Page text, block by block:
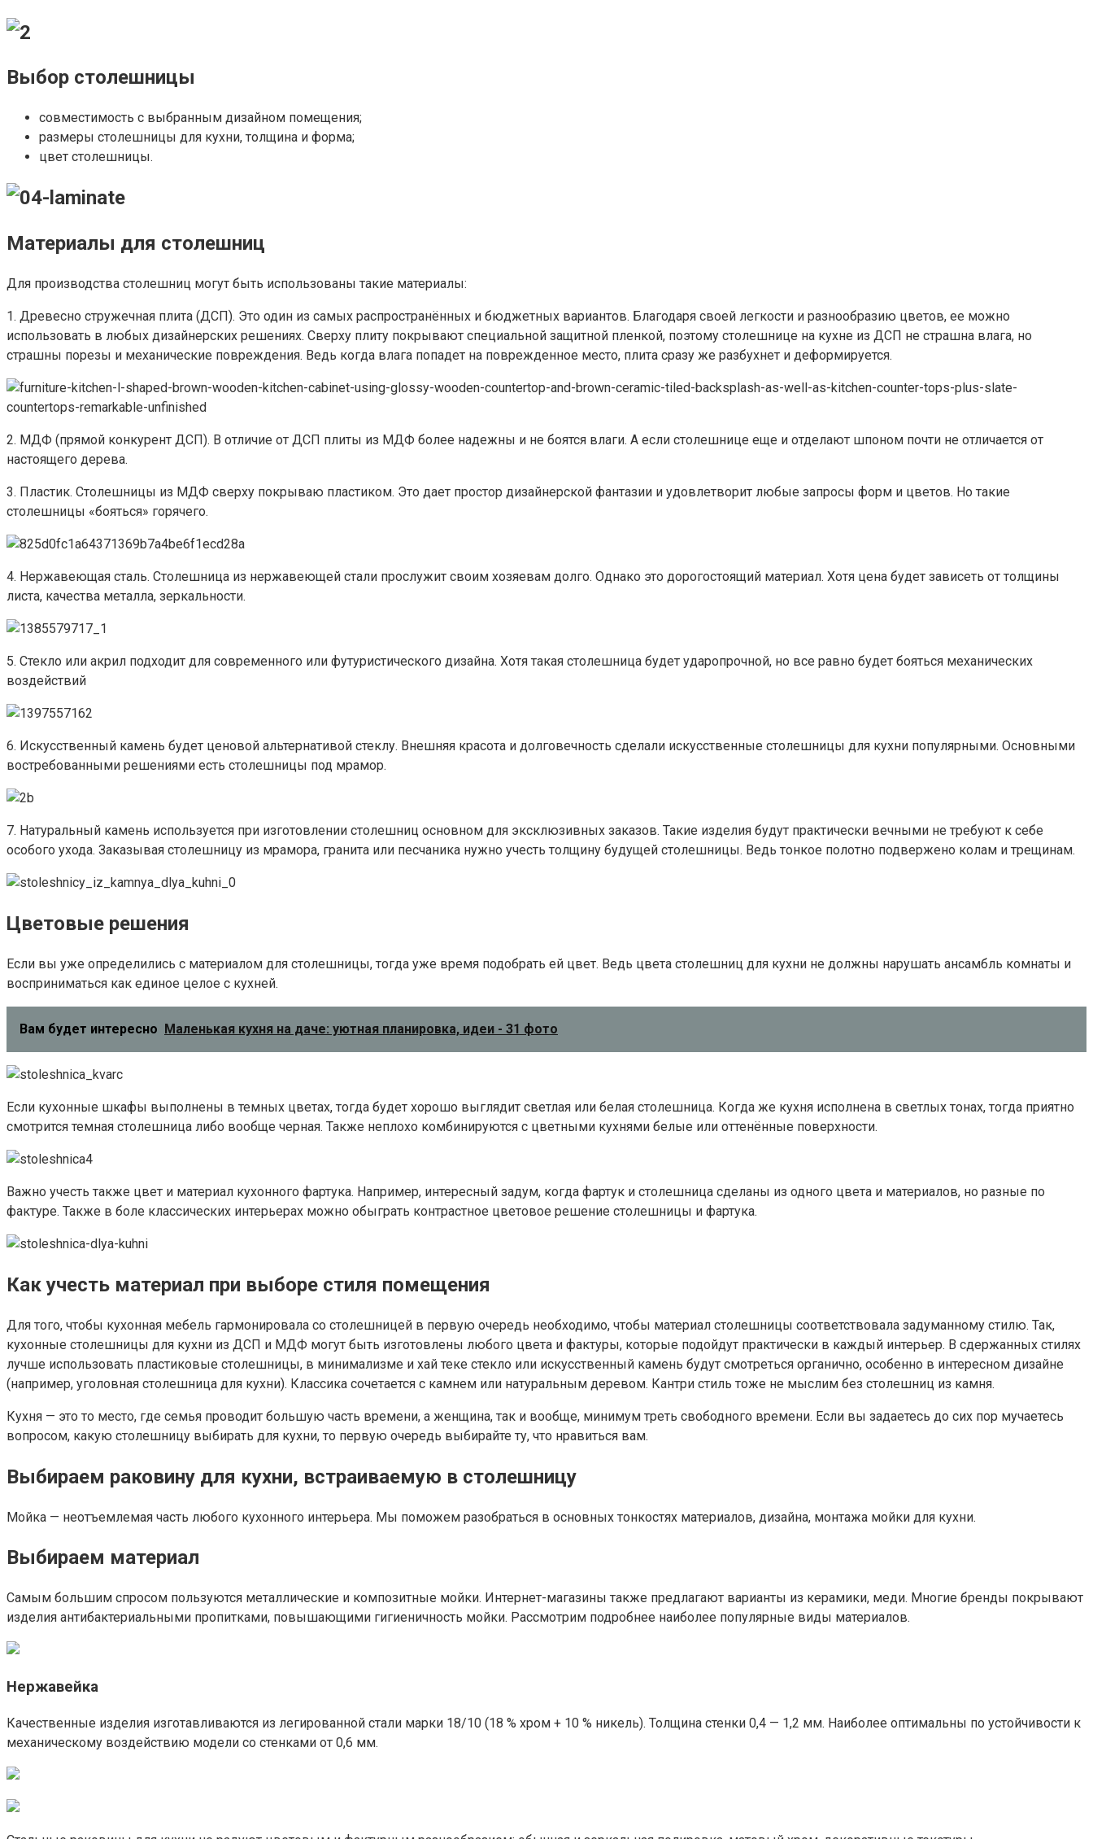
Выбор столешницы
совместимость с выбранным дизайном помещения;
размеры столешницы для кухни, толщина и форма;
цвет столешницы.
Материалы для столешниц
Для производства столешниц могут быть использованы такие материалы:
1. Древесно стружечная плита (ДСП). Это один из самых распространённых и бюджетных вариантов. Благодаря своей легкости и разнообразию цветов, ее можно
использовать в любых дизайнерских решениях. Сверху плиту покрывают специальной защитной пленкой, поэтому столешнице на кухне из ДСП не страшна влага, но
страшны порезы и механические повреждения. Ведь когда влага попадет на поврежденное место, плита сразу же разбухнет и деформируется.
2. МДФ (прямой конкурент ДСП). В отличие от ДСП плиты из МДФ более надежны и не боятся влаги. А если столешнице еще и отделают шпоном почти не отличается от
настоящего дерева.
3. Пластик. Столешницы из МДФ сверху покрываю пластиком. Это дает простор дизайнерской фантазии и удовлетворит любые запросы форм и цветов. Но такие
столешницы «бояться» горячего.
4. Нержавеющая сталь. Столешница из нержавеющей стали прослужит своим хозяевам долго. Однако это дорогостоящий материал. Хотя цена будет зависеть от толщины
листа, качества металла, зеркальности.
5. Стекло или акрил подходит для современного или футуристического дизайна. Хотя такая столешница будет ударопрочной, но все равно будет бояться механических
воздействий
6. Искусственный камень будет ценовой альтернативой стеклу. Внешняя красота и долговечность сделали искусственные столешницы для кухни популярными. Основными
востребованными решениями есть столешницы под мрамор.
7. Натуральный камень используется при изготовлении столешниц основном для эксклюзивных заказов. Такие изделия будут практически вечными не требуют к себе
особого ухода. Заказывая столешницу из мрамора, гранита или песчаника нужно учесть толщину будущей столешницы. Ведь тонкое полотно подвержено колам и трещинам.
Цветовые решения
Если вы уже определились с материалом для столешницы, тогда уже время подобрать ей цвет. Ведь цвета столешниц для кухни не должны нарушать ансамбль комнаты и
восприниматься как единое целое с кухней.
Вам будет интересно Маленькая кухня на даче: уютная планировка, идеи - 31 фото
Если кухонные шкафы выполнены в темных цветах, тогда будет хорошо выглядит светлая или белая столешница. Когда же кухня исполнена в светлых тонах, тогда приятно
смотрится темная столешница либо вообще черная. Также неплохо комбинируются с цветными кухнями белые или оттенённые поверхности.
Важно учесть также цвет и материал кухонного фартука. Например, интересный задум, когда фартук и столешница сделаны из одного цвета и материалов, но разные по
фактуре. Также в боле классических интерьерах можно обыграть контрастное цветовое решение столешницы и фартука.
Как учесть материал при выборе стиля помещения
Для того, чтобы кухонная мебель гармонировала со столешницей в первую очередь необходимо, чтобы материал столешницы соответствовала задуманному стилю. Так,
кухонные столешницы для кухни из ДСП и МДФ могут быть изготовлены любого цвета и фактуры, которые подойдут практически в каждый интерьер. В сдержанных стилях
лучше использовать пластиковые столешницы, в минимализме и хай теке стекло или искусственный камень будут смотреться органично, особенно в интересном дизайне
(например, уголовная столешница для кухни). Классика сочетается с камнем или натуральным деревом. Кантри стиль тоже не мыслим без столешниц из камня.
Кухня — это то место, где семья проводит большую часть времени, а женщина, так и вообще, минимум треть свободного времени. Если вы задаетесь до сих пор мучаетесь
вопросом, какую столешницу выбирать для кухни, то первую очередь выбирайте ту, что нравиться вам.
Выбираем раковину для кухни, встраиваемую в столешницу
Мойка — неотъемлемая часть любого кухонного интерьера. Мы поможем разобраться в основных тонкостях материалов, дизайна, монтажа мойки для кухни.
Выбираем материал
Самым большим спросом пользуются металлические и композитные мойки. Интернет-магазины также предлагают варианты из керамики, меди. Многие бренды покрывают
изделия антибактериальными пропитками, повышающими гигиеничность мойки. Рассмотрим подробнее наиболее популярные виды материалов.
Нержавейка
Качественные изделия изготавливаются из легированной стали марки 18/10 (18 % хром + 10 % никель). Толщина стенки 0,4 — 1,2 мм. Наиболее оптимальны по устойчивости к
механическому воздействию модели со стенками от 0,6 мм.